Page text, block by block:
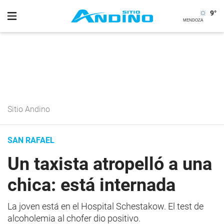
9°
Sitio Andino
SAN RAFAEL
Un taxista atropelló a una
chica: está internada
La joven está en el Hospital Schestakow. El test de
alcoholemia al chofer dio positivo.